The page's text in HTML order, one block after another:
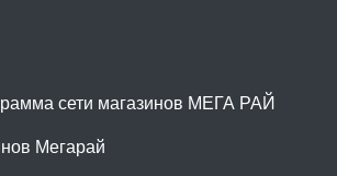
сети магазинов МЕГА РАЙ
Мегарай